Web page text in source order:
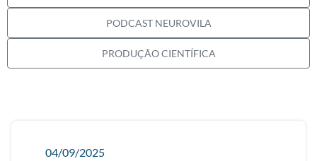
PODCAST NEUROVILA
PRODUÇÃO CIENTÍFICA
04/09/2025